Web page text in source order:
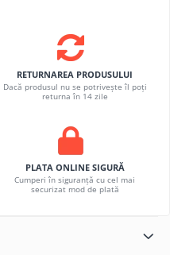
RETURNAREA PRODUSULUI
Dacă produsul nu se potrivește îl poți
returna în 14 zile
PLATA ONLINE SIGURĂ
Cumperi în siguranță cu cel mai
securizat mod de plată